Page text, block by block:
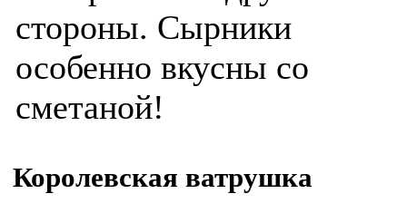
стороны. Сырники
особенно вкусны со
сметаной!
Королевская ватрушка